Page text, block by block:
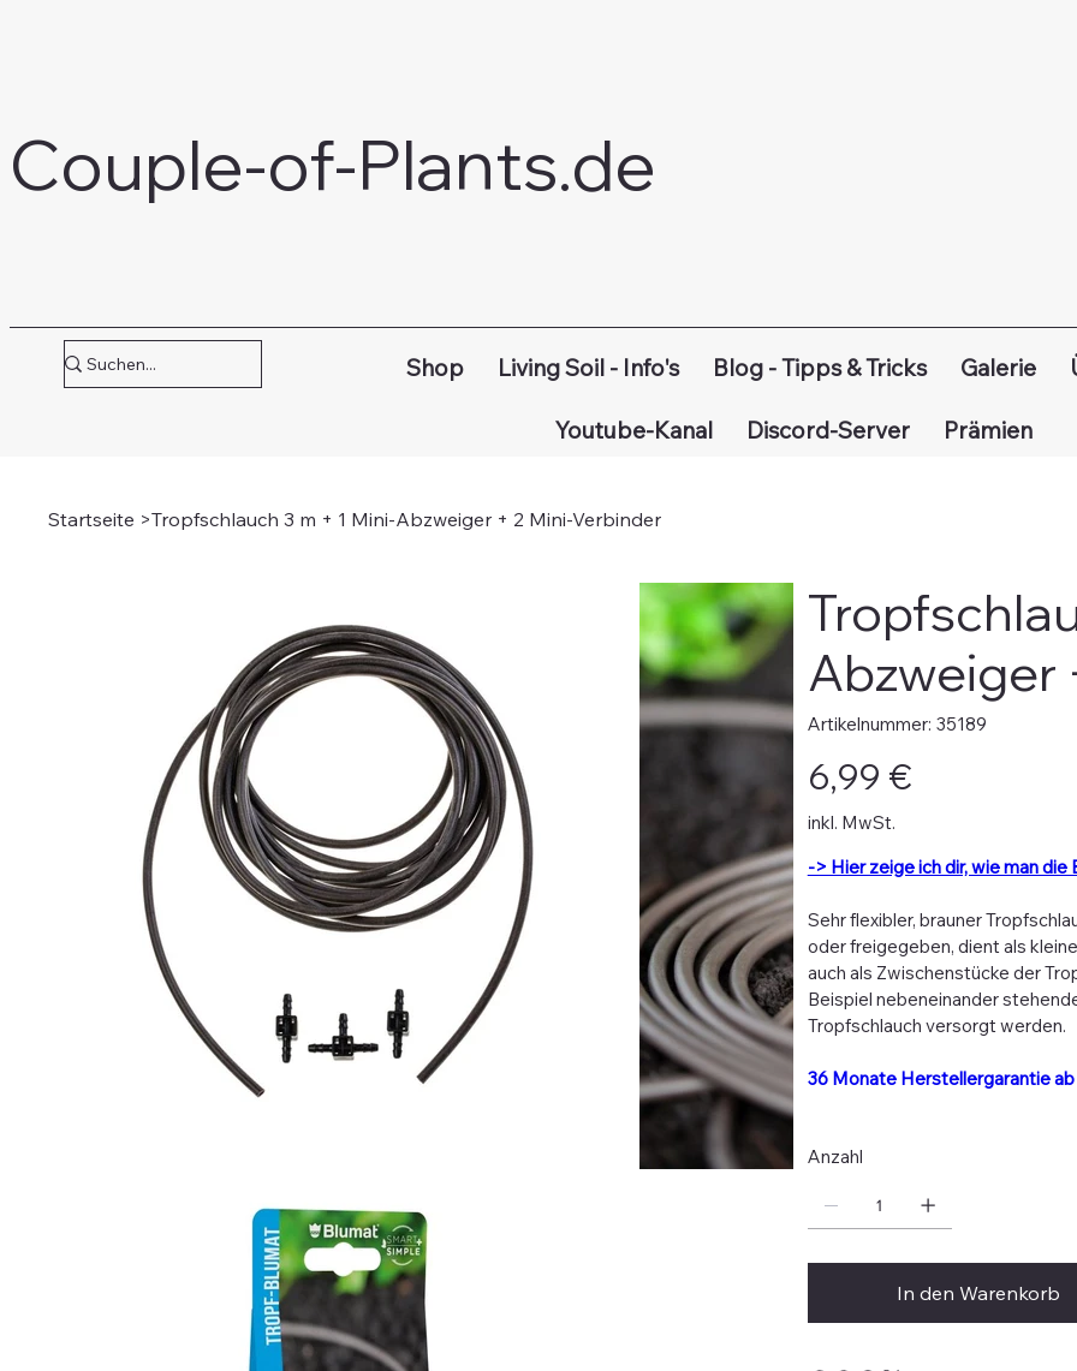
Couple-of-Plants.de
Shop Living Soil - Info's Blog - Tipps & Tricks Galerie
Youtube-Kanal Discord-Server Prämien
Startseite >Tropfschlauch 3 m + 1 Mini-Abzweiger + 2 Mini-Verbinder
Abzweiger
Artikelnummer: Artikelnummer:
35189
35189
6,99 €
inkl. MwSt.
-> Hier zeige ich dir, wie man
Sehr flexibler, brauner
oder freigegeben, dient als
auch als Zwischenstücke der
Beispiel nebeneinander
Tropfschlauch versorgt werden.
36 Monate Herstellergarantie
Anzahl
In den Warenkorb